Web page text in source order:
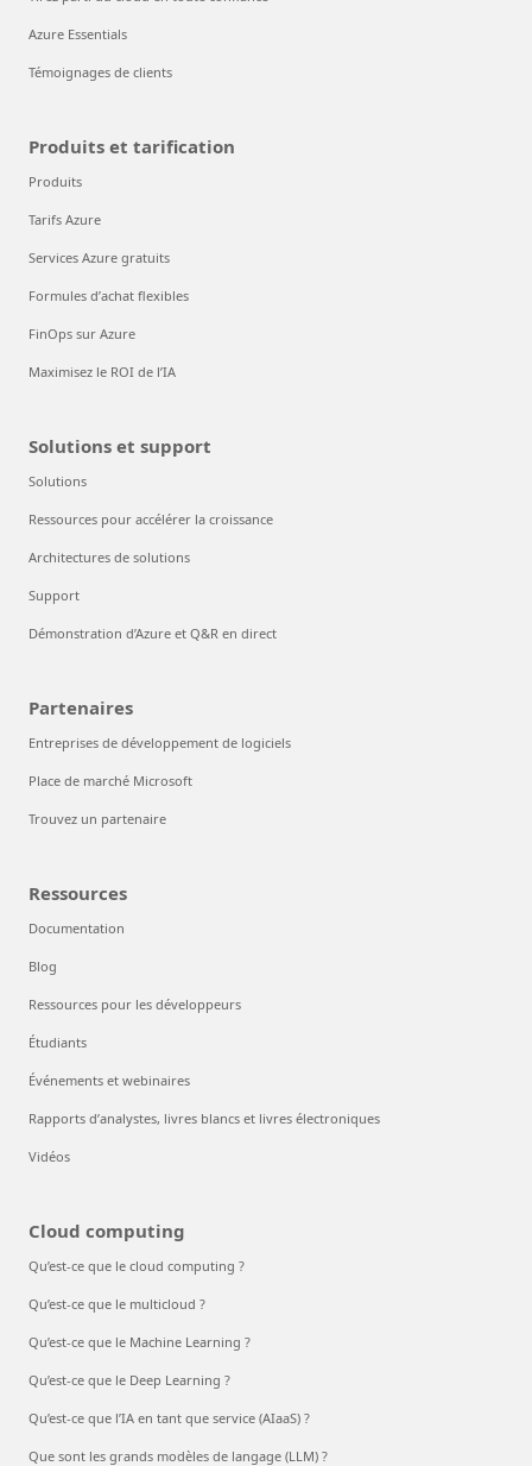
Azure Essentials
Témoignages de clients
Produits et tarification
Produits
Tarifs Azure
Services Azure gratuits
Formules d’achat flexibles
FinOps sur Azure
Maximisez le ROI de l’IA
Solutions et support
Solutions
Ressources pour accélérer la croissance
Architectures de solutions
Support
Démonstration d’Azure et Q&R en direct
Partenaires
Entreprises de développement de logiciels
Place de marché Microsoft
Trouvez un partenaire
Ressources
Documentation
Blog
Ressources pour les développeurs
Étudiants
Événements et webinaires
Rapports d’analystes, livres blancs et livres électroniques
Vidéos
Cloud computing
Qu’est-ce que le cloud computing ?
Qu’est-ce que le multicloud ?
Qu’est-ce que le Machine Learning ?
Qu’est-ce que le Deep Learning ?
Qu’est-ce que l’IA en tant que service (AIaaS) ?
Que sont les grands modèles de langage (LLM) ?